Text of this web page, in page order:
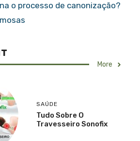
o processo de canonização?
More
SAÚDE
Tudo Sobre O
Travesseiro Sonofix